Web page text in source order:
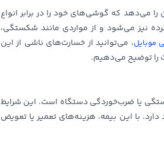
می‌دهد که گوشی‌های خود را در برابر انواع
نیز می‌شود و از مواردی مانند شکستگی،
موبایل، می‌توانید از خسارت‌های ناشی از این
را توضیح می‌دهیم.
یا ضرب‌خوردگی دستگاه است. این شرایط
با این بیمه، هزینه‌های تعمیر یا تعویض